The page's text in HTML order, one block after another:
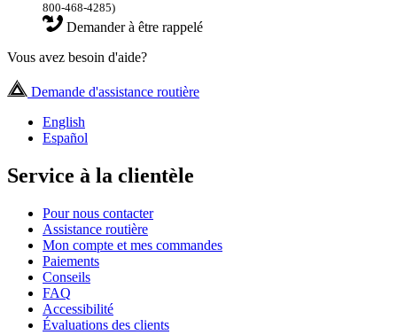
800-468-4285)
Demander à être rappelé
Vous avez besoin d'aide?
Demande d'assistance routière
English
Español
Service à la clientèle
Pour nous contacter
Assistance routière
Mon compte et mes commandes
Paiements
Conseils
FAQ
Accessibilité
Évaluations des clients